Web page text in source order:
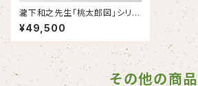
瀧下和之先生「桃太郎図」シリー
ズ 額に「肉」の赤鬼フィギュ
ア 美里町豪雨災害チャリティ
第３弾！（4月発送）
¥49,500
その他の商品